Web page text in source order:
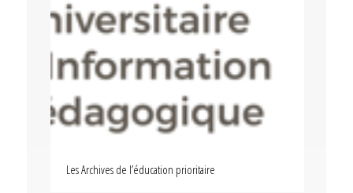
Les Archives de l’éducation prioritaire